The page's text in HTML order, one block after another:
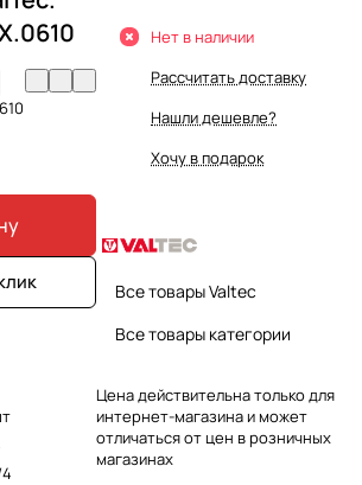
Нет в наличии
Рассчитать доставку
Нашли дешевле?
Хочу в подарок
Все товары Valtec
Все товары категории
Цена действительна только для
интернет-магазина и может
отличаться от цен в розничных
магазинах